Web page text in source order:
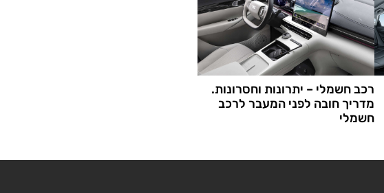
רכב חשמלי – יתרונות וחסרונות.
מדריך חובה לפני המעבר לרכב
חשמלי